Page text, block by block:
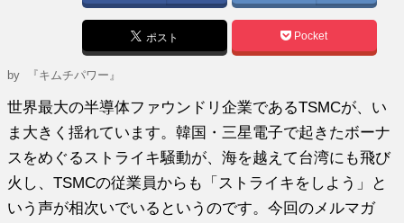
ポスト Pocket
by 『キムチパワー』
世界最大の半導体ファウンドリ企業であるTSMCが、い
ま大きく揺れています。韓国・三星電子で起きたボーナ
スをめぐるストライキ騒動が、海を越えて台湾にも飛び
火し、TSMCの従業員からも「ストライキをしよう」と
いう声が相次いでいるというのです。今回のメルマガ